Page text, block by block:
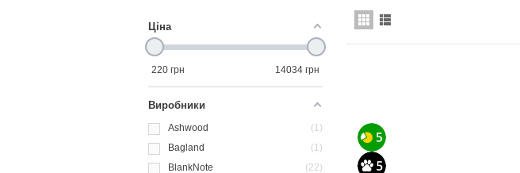
Ціна
220 грн 14034 грн
Виробники
Ashwood
1
Bagland
1
BlankNote
22